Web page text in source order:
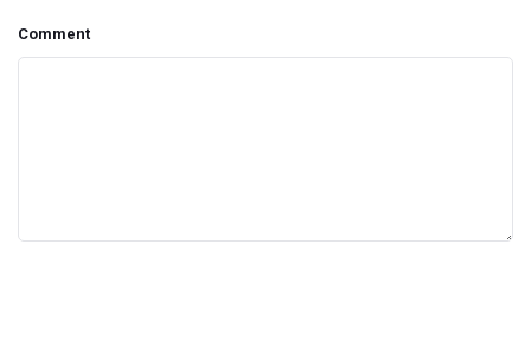
Comment